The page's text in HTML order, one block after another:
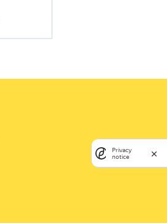
Privacy
notice